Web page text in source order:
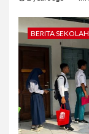
BERITA SEKOLAH